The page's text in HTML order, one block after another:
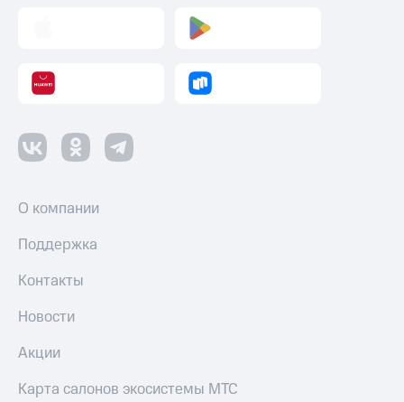
О компании
Поддержка
Контакты
Новости
Акции
Карта салонов экосистемы МТС